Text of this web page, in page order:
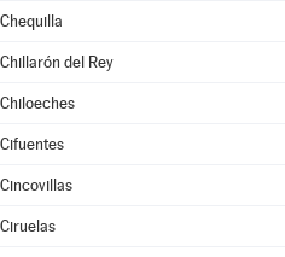
Chequilla
Chillarón del Rey
Chiloeches
Cifuentes
Cincovillas
Ciruelas